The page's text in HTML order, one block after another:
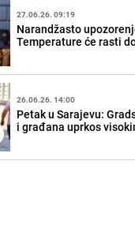
27.06.26. 09:19
Narandžasto
Temperature će rasti
26.06.26. 14:00
Petak u Sarajevu:
i građana uprkos